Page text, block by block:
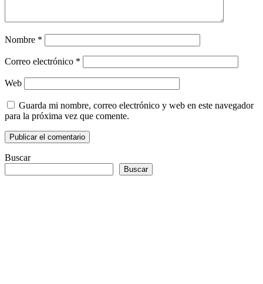
Nombre *
Correo electrónico *
Web
Guarda mi nombre, correo electrónico y web en este navegador
para la próxima vez que comente.
Buscar
Buscar